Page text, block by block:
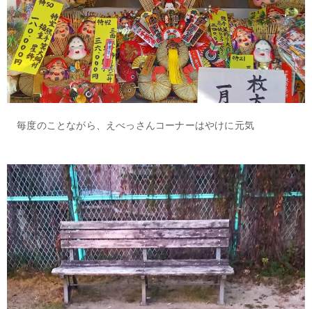
毎度のことながら、えべっさんコーナーはやけに元気